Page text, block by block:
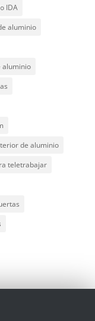
IDA
aluminio
aluminio
de aluminio
teletrabajar